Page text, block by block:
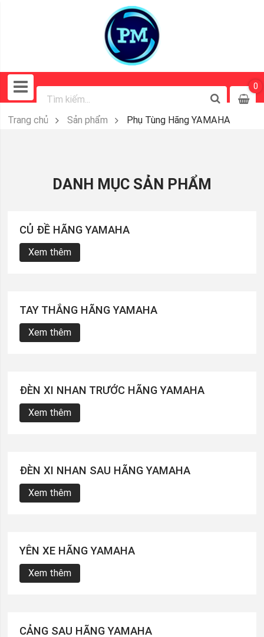
0
Trang chủ Sản phẩm Phụ Tùng Hãng YAMAHA
DANH MỤC SẢN PHẨM
CỦ ĐỀ HÃNG YAMAHA
Xem thêm
TAY THẮNG HÃNG YAMAHA
Xem thêm
ĐÈN XI NHAN TRƯỚC HÃNG YAMAHA
Xem thêm
ĐÈN XI NHAN SAU HÃNG YAMAHA
Xem thêm
YÊN XE HÃNG YAMAHA
Xem thêm
CẢNG SAU HÃNG YAMAHA